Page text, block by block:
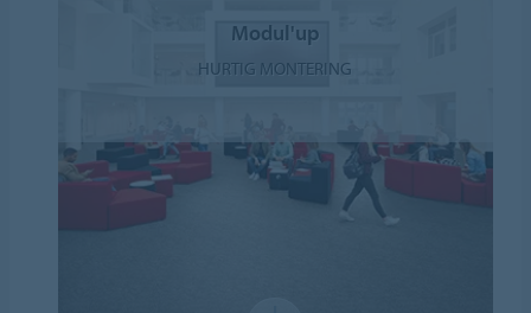
Modul'up
HURTIG MONTERING